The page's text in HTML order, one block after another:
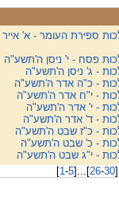
ספירת העומר - א' אייר
פסח - י' ניסן ה'תשע"ה
- ג' ניסן ה'תשע"ה
- כ"ה אדר ה'תשע"ה
- י"ח אדר ה'תשע"ה
- י' אדר ה'תשע"ה
- ד' אדר ה'תשע"ה
- כ"ז שבט ה'תשע"ה
- כ' שבט ה'תשע"ה
- י"ג שבט ה'תשע"ה
[1-5] ... [26-30]